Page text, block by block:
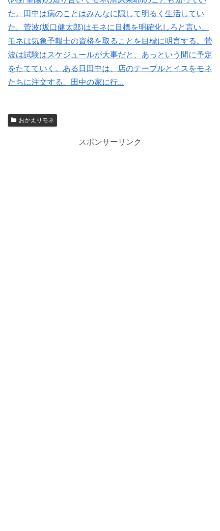
た。田中は病のことはみんなに隠して明るく生活してい
た。菅波(坂口健太郎)はモネに目標を明確化しろと言い、
モネは気象予報士の資格を取ることを目標に明言する。菅
波は試験はスケジュールが大事だと、あっという間に予定
をたてていく。ある日田中は、店のテーブルとイスをモネ
たちに注文する。田中の家に行...
おかえりモネ
スポンサーリンク